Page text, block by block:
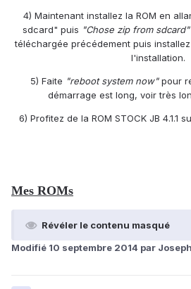
4) Maintenant installez la ROM en
sdcard" puis "Chose zip from sdcard"
téléchargée précédement puis
l'installation.
5) Faite "reboot system now"pour
démarrage est long, voir très
6) Profitez de la ROM STOCK JB 4.1.1
Mes ROMs
Révéler le contenu masqué
Modifié 10 septembre 2014 par